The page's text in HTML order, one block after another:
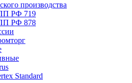
производства
РФ 719
РФ 878
Standard